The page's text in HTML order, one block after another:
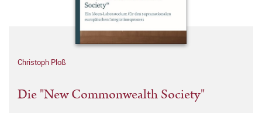
Christoph Ploß
Die "New Commonwealth Society"